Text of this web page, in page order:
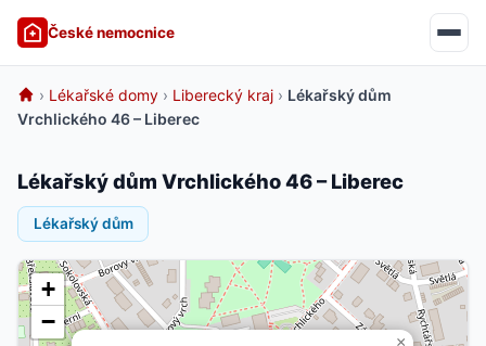
České nemocnice
› Lékařské domy › Liberecký kraj › Lékařský dům
Vrchlického 46 – Liberec
Lékařský dům Vrchlického 46 – Liberec
Lékařský dům
×
+
−